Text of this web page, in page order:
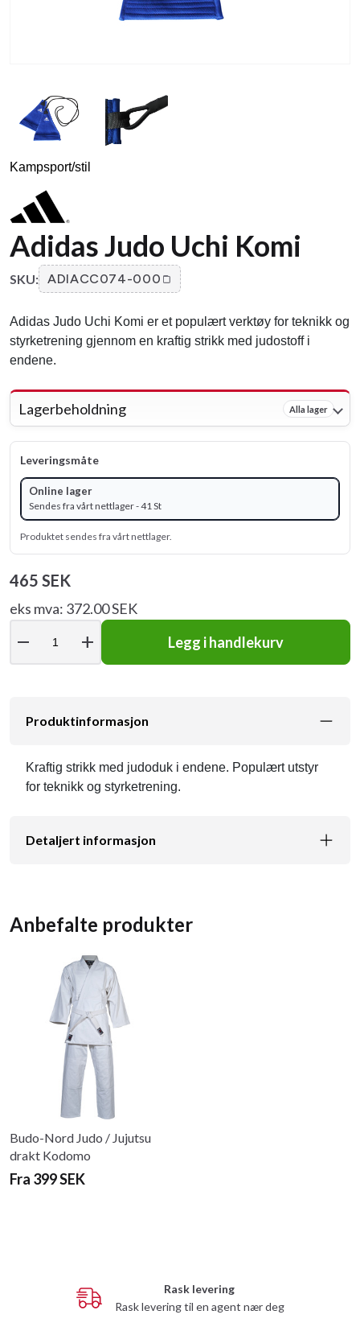
Kampsport/stil
Adidas Judo Uchi Komi
SKU: ADIACC074-000
Adidas Judo Uchi Komi er et populært verktøy for teknikk og
styrketrening gjennom en kraftig strikk med judostoff i
endene.
Lagerbeholdning Alla lager
Leveringsmåte
Online lager
Sendes fra vårt nettlager - 41 St
Produktet sendes fra vårt nettlager.
465 SEK
eks mva: 372.00 SEK
remove add Legg i handlekurv
Produktinformasjon
Kraftig strikk med judoduk i endene. Populært utstyr
for teknikk og styrketrening.
Detaljert informasjon
Anbefalte produkter
Budo-Nord Judo / Jujutsu
drakt Kodomo
Fra 399 SEK
Rask levering
Rask levering til en agent nær deg